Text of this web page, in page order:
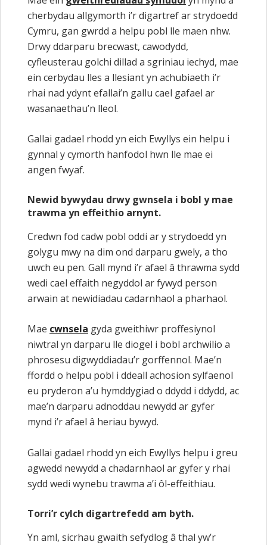
cherbydau allgymorth i’r digartref ar strydoedd
Cymru, gan gwrdd a helpu pobl lle maen nhw.
Drwy ddarparu brecwast, cawodydd,
cyfleusterau golchi dillad a sgriniau iechyd, mae
ein cerbydau lles a llesiant yn achubiaeth i’r
rhai nad ydynt efallai’n gallu cael gafael ar
wasanaethau’n lleol.
Gallai gadael rhodd yn eich Ewyllys ein helpu i
gynnal y cymorth hanfodol hwn lle mae ei
angen fwyaf.
Newid bywydau drwy gwnsela i bobl y mae
trawma yn effeithio arnynt.
Credwn fod cadw pobl oddi ar y strydoedd yn
golygu mwy na dim ond darparu gwely, a tho
uwch eu pen. Gall mynd i’r afael â thrawma sydd
wedi cael effaith negyddol ar fywyd person
arwain at newidiadau cadarnhaol a pharhaol.
Mae cwnsela gyda gweithiwr proffesiynol
niwtral yn darparu lle diogel i bobl archwilio a
phrosesu digwyddiadau’r gorffennol. Mae’n
ffordd o helpu pobl i ddeall achosion sylfaenol
eu pryderon a’u hymddygiad o ddydd i ddydd, ac
mae’n darparu adnoddau newydd ar gyfer
mynd i’r afael â heriau bywyd.
Gallai gadael rhodd yn eich Ewyllys helpu i greu
agwedd newydd a chadarnhaol ar gyfer y rhai
sydd wedi wynebu trawma a’i ôl-effeithiau.
Torri’r cylch digartrefedd am byth.
Yn aml, sicrhau gwaith sefydlog â thal yw’r